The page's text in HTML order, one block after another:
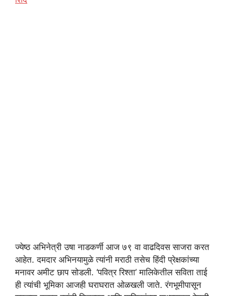
ज्येष्ठ अभिनेत्री उषा नाडकर्णी आज ७९ वा वाढदिवस साजरा करत
आहेत. दमदार अभिनयामुळे त्यांनी मराठी तसेच हिंदी प्रेक्षकांच्या
मनावर अमीट छाप सोडली. ‘पवित्र रिश्ता’ मालिकेतील सविता ताई
ही त्यांची भूमिका आजही घराघरात ओळखली जाते. रंगभूमीपासून